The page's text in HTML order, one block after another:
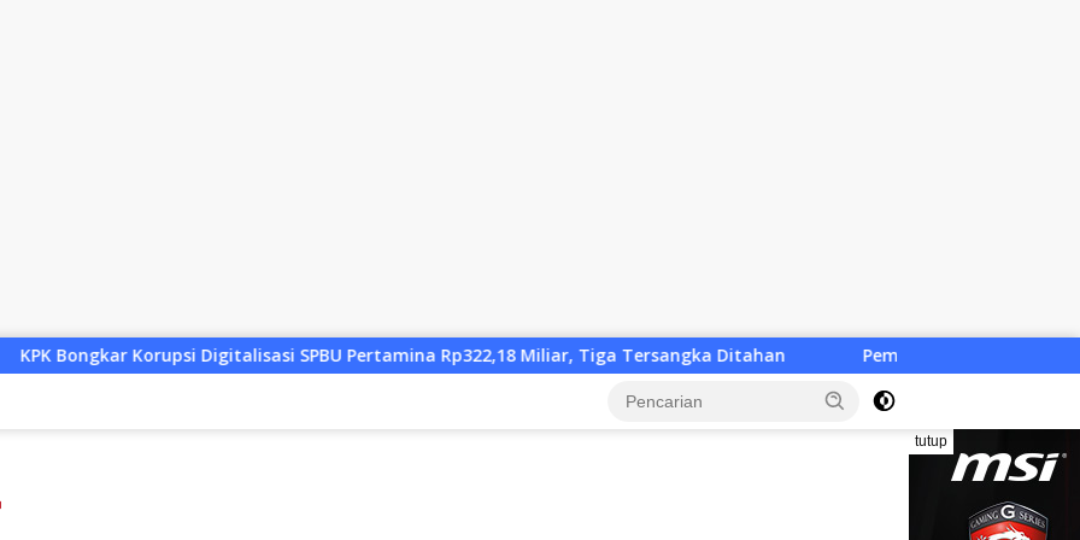
SPBU Pertamina Rp322,18 Miliar, Tiga Tersangka Ditahan Pemkab KLU Desak Solusi Cepat, Penutupan Tiga
tutup